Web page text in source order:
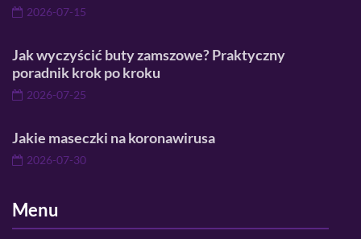
2026-07-15
Jak wyczyścić buty zamszowe? Praktyczny
poradnik krok po kroku
2026-07-25
Jakie maseczki na koronawirusa
2026-07-30
Menu